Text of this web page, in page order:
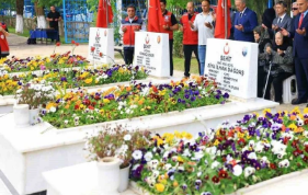
SON DAKİKA
SPOR
FİNANS